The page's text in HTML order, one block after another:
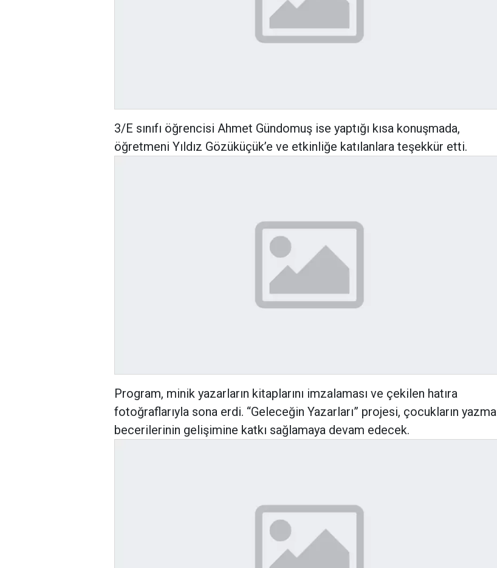
3/E sınıfı öğrencisi Ahmet Gündomuş ise yaptığı kısa konuşmada,
öğretmeni Yıldız Gözüküçük’e ve etkinliğe katılanlara teşekkür etti.
Program, minik yazarların kitaplarını imzalaması ve çekilen hatıra
fotoğraflarıyla sona erdi. “Geleceğin Yazarları” projesi, çocukların yazma
becerilerinin gelişimine katkı sağlamaya devam edecek.